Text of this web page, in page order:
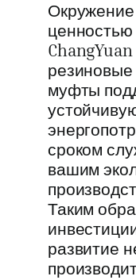
муфты
сроком
вашим
Таким
развитие